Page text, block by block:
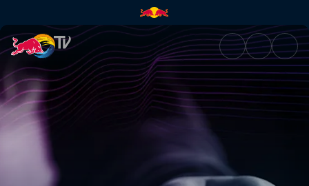
第1話: ケイン・ブルーリバ